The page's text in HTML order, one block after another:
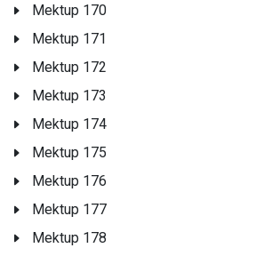
Mektup 170
Mektup 171
Mektup 172
Mektup 173
Mektup 174
Mektup 175
Mektup 176
Mektup 177
Mektup 178